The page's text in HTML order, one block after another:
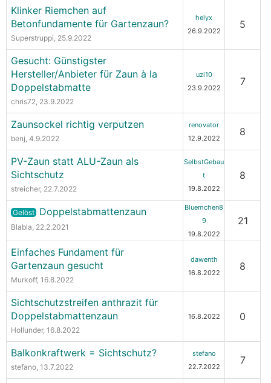
Klinker Riemchen auf
Betonfundamente für Gartenzaun?
Superstruppi, 25.9.2022
helyx
26.9.2022
5
Gesucht: Günstigster
Hersteller/Anbieter für Zaun à la
Doppelstabmatte
chris72, 23.9.2022
uzi10
23.9.2022
7
Zaunsockel richtig verputzen
benj, 4.9.2022
renovator
12.9.2022
8
PV-Zaun statt ALU-Zaun als
Sichtschutz
streicher, 22.7.2022
SelbstGebau
t
19.8.2022
8
Gelöst Doppelstabmattenzaun
Blabla, 22.2.2021
Bluemchen8
9
19.8.2022
21
Einfaches Fundament für
Gartenzaun gesucht
Murkoff, 16.8.2022
dawenth
16.8.2022
8
Sichtschutzstreifen anthrazit für
Doppelstabmattenzaun
Hollunder, 16.8.2022
16.8.2022 0
Balkonkraftwerk = Sichtschutz?
stefano, 13.7.2022
stefano
22.7.2022
7